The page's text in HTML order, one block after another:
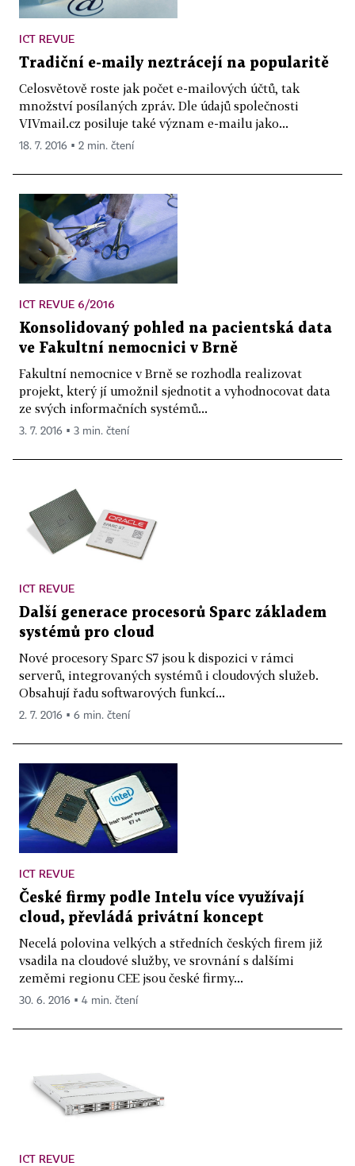
ICT REVUE
Tradiční e-maily neztrácejí na popularitě
Celosvětově roste jak počet e-mailových účtů, tak
množství posílaných zpráv. Dle údajů společnosti
VIVmail.cz posiluje také význam e-mailu jako...
18. 7. 2016 ▪ 2 min. čtení
ICT REVUE 6/2016
Konsolidovaný pohled na pacientská data
ve Fakultní nemocnici v Brně
Fakultní nemocnice v Brně se rozhodla realizovat
projekt, který jí umožnil sjednotit a vyhodnocovat data
ze svých informačních systémů...
3. 7. 2016 ▪ 3 min. čtení
ICT REVUE
Další generace procesorů Sparc základem
systémů pro cloud
Nové procesory Sparc S7 jsou k dispozici v rámci
serverů, integrovaných systémů i cloudových služeb.
Obsahují řadu softwarových funkcí...
2. 7. 2016 ▪ 6 min. čtení
ICT REVUE
České firmy podle Intelu více využívají
cloud, převládá privátní koncept
Necelá polovina velkých a středních českých firem již
vsadila na cloudové služby, ve srovnání s dalšími
zeměmi regionu CEE jsou české firmy...
30. 6. 2016 ▪ 4 min. čtení
ICT REVUE